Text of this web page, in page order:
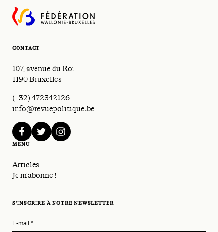
CONTACT
107, avenue du Roi
1190 Bruxelles
(+32) 472342126
info@revuepolitique.be
facebooktwitterinstagram
MENU
Articles
Je m'abonne !
S'INSCRIRE À NOTRE NEWSLETTER
E-mail *